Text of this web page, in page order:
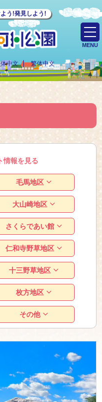
う!発見しよう!
中文 繁体中文
MENU
情報を見る
毛馬地区
大山崎地区
さくらであい館
仁和寺野草地区
十三野草地区
枚方地区
その他